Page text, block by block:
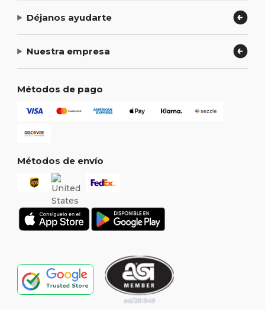
Déjanos ayudarte
Nuestra empresa
Métodos de pago
Métodos de envío